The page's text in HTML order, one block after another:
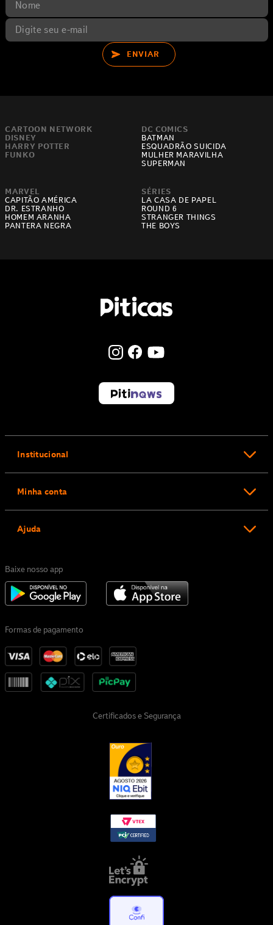
ENVIAR
CARTOON NETWORK
DISNEY
HARRY POTTER
FUNKO
DC COMICS
BATMAN
ESQUADRÃO SUICIDA
MULHER MARAVILHA
SUPERMAN
MARVEL
CAPITÃO AMÉRICA
DR. ESTRANHO
HOMEM ARANHA
PANTERA NEGRA
SÉRIES
LA CASA DE PAPEL
ROUND 6
STRANGER THINGS
THE BOYS
Institucional
Minha conta
Ajuda
Baixe nosso app
Formas de pagamento
Certificados e Segurança